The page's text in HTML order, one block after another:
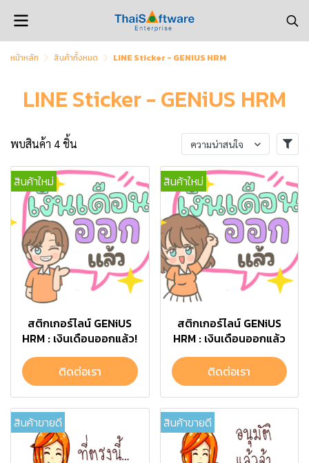
หน้าหลัก สินค้าทั้งหมด LINE Sticker - GENiUS HRM
LINE Sticker - GENiUS HRM
พบสินค้า 4 ชิ้น ความน่าสนใจ
สินค้าใหม่
สติกเกอร์ไลน์ GENiUS
HRM : เงินเดือนออกแล้ว!
ติดต่อเรา
สินค้าใหม่
สติกเกอร์ไลน์ GENiUS
HRM : เงินเดือนออกแล้ว
ติดต่อเรา
สินค้าขายดี สินค้าขายดี